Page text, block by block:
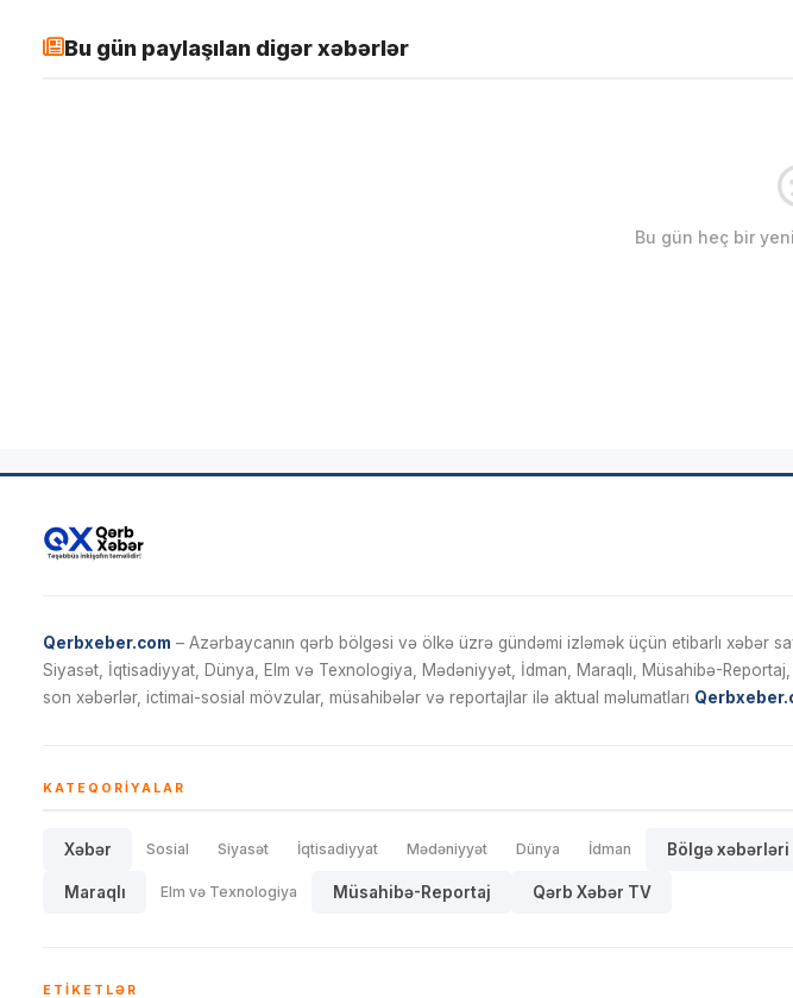
Bu gün paylaşılan digər xəbərlər
Bu gün heç bir
Qerbxeber.com – Azərbaycanın qərb bölgəsi və ölkə üzrə gündəmi izləmək üçün etibarlı xəbər
Siyasət, İqtisadiyyat, Dünya, Elm və Texnologiya, Mədəniyyət, İdman, Maraqlı, Müsahibə-
son xəbərlər, ictimai-sosial mövzular, müsahibələr və reportajlar ilə aktual məlumatları
KATEQORIYALAR
Xəbər Sosial Siyasət İqtisadiyyat Mədəniyyət Dünya İdman Bölgə xəbərləri
Maraqlı Elm və Texnologiya Müsahibə-Reportaj Qərb Xəbər TV
ETIKETLƏR